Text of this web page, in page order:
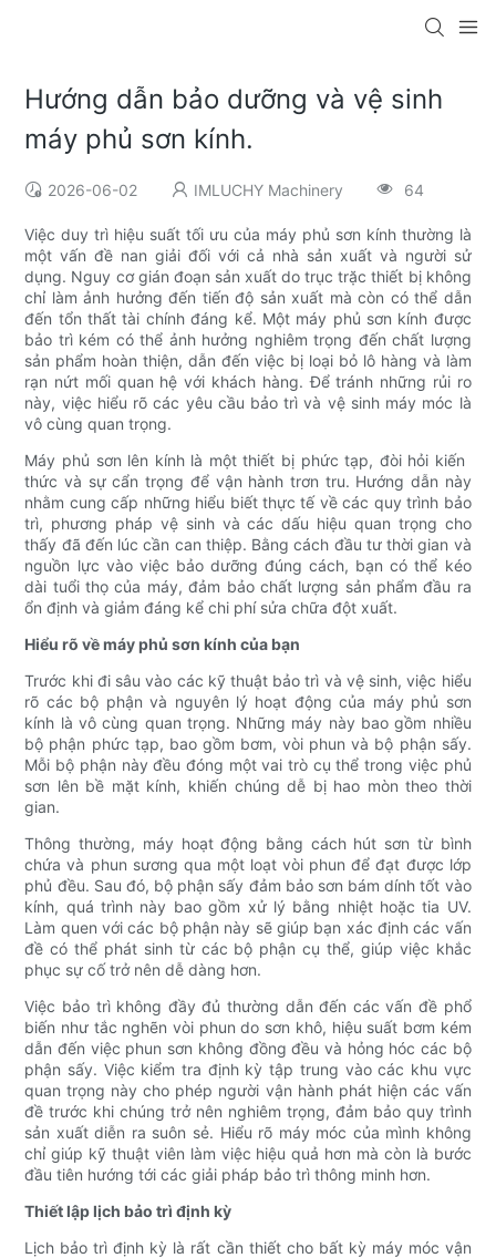
Hướng dẫn bảo dưỡng và vệ sinh
máy phủ sơn kính.
2026-06-02 IMLUCHY Machinery 64
Việc duy trì hiệu suất tối ưu của máy phủ sơn kính thường là
một vấn đề nan giải đối với cả nhà sản xuất và người sử
dụng. Nguy cơ gián đoạn sản xuất do trục trặc thiết bị không
chỉ làm ảnh hưởng đến tiến độ sản xuất mà còn có thể dẫn
đến tổn thất tài chính đáng kể. Một máy phủ sơn kính được
bảo trì kém có thể ảnh hưởng nghiêm trọng đến chất lượng
sản phẩm hoàn thiện, dẫn đến việc bị loại bỏ lô hàng và làm
rạn nứt mối quan hệ với khách hàng. Để tránh những rủi ro
này, việc hiểu rõ các yêu cầu bảo trì và vệ sinh máy móc là
vô cùng quan trọng.
Máy phủ sơn lên kính là một thiết bị phức tạp, đòi hỏi kiến ​​
thức và sự cẩn trọng để vận hành trơn tru. Hướng dẫn này
nhằm cung cấp những hiểu biết thực tế về các quy trình bảo
trì, phương pháp vệ sinh và các dấu hiệu quan trọng cho
thấy đã đến lúc cần can thiệp. Bằng cách đầu tư thời gian và
nguồn lực vào việc bảo dưỡng đúng cách, bạn có thể kéo
dài tuổi thọ của máy, đảm bảo chất lượng sản phẩm đầu ra
ổn định và giảm đáng kể chi phí sửa chữa đột xuất.
Hiểu rõ về máy phủ sơn kính của bạn
Trước khi đi sâu vào các kỹ thuật bảo trì và vệ sinh, việc hiểu
rõ các bộ phận và nguyên lý hoạt động của máy phủ sơn
kính là vô cùng quan trọng. Những máy này bao gồm nhiều
bộ phận phức tạp, bao gồm bơm, vòi phun và bộ phận sấy.
Mỗi bộ phận này đều đóng một vai trò cụ thể trong việc phủ
sơn lên bề mặt kính, khiến chúng dễ bị hao mòn theo thời
gian.
Thông thường, máy hoạt động bằng cách hút sơn từ bình
chứa và phun sương qua một loạt vòi phun để đạt được lớp
phủ đều. Sau đó, bộ phận sấy đảm bảo sơn bám dính tốt vào
kính, quá trình này bao gồm xử lý bằng nhiệt hoặc tia UV.
Làm quen với các bộ phận này sẽ giúp bạn xác định các vấn
đề có thể phát sinh từ các bộ phận cụ thể, giúp việc khắc
phục sự cố trở nên dễ dàng hơn.
Việc bảo trì không đầy đủ thường dẫn đến các vấn đề phổ
biến như tắc nghẽn vòi phun do sơn khô, hiệu suất bơm kém
dẫn đến việc phun sơn không đồng đều và hỏng hóc các bộ
phận sấy. Việc kiểm tra định kỳ tập trung vào các khu vực
quan trọng này cho phép người vận hành phát hiện các vấn
đề trước khi chúng trở nên nghiêm trọng, đảm bảo quy trình
sản xuất diễn ra suôn sẻ. Hiểu rõ máy móc của mình không
chỉ giúp kỹ thuật viên làm việc hiệu quả hơn mà còn là bước
đầu tiên hướng tới các giải pháp bảo trì thông minh hơn.
Thiết lập lịch bảo trì định kỳ
Lịch bảo trì định kỳ là rất cần thiết cho bất kỳ máy móc vận